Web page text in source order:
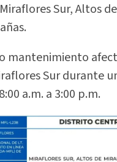
Sur, Altos
mantenimiento
Sur durante
a.m. a 3:00 p.m.